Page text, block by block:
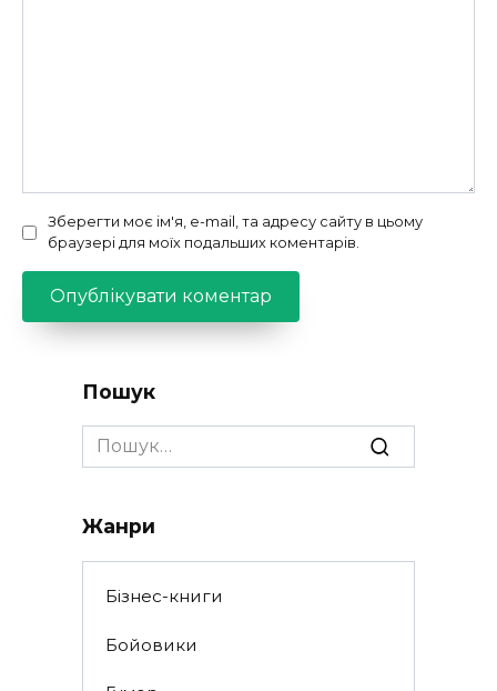
Зберегти моє ім'я, e-mail, та адресу сайту в цьому
браузері для моїх подальших коментарів.
Пошук
Search
for:
Жанри
Бізнес-книги
Бойовики